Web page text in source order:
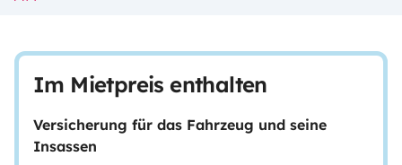
Im Mietpreis enthalten
Versicherung für das Fahrzeug und seine
Insassen